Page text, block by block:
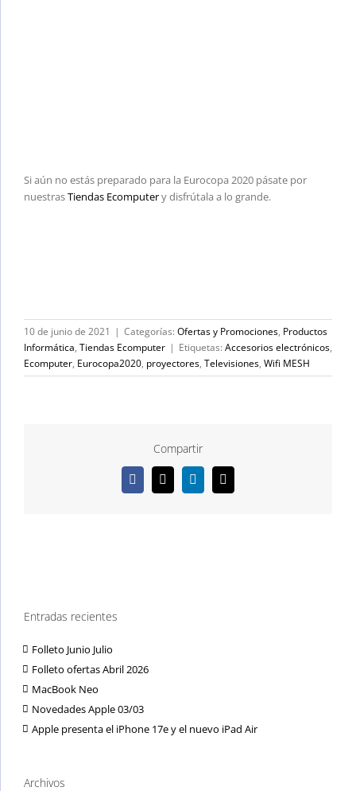
Si aún no estás preparado para la Eurocopa 2020 pásate por
nuestrasTiendas Ecomputery disfrútala a lo grande.
10 de junio de 2021 | Categorías: Ofertas y Promociones, Productos
Informática, Tiendas Ecomputer | Etiquetas: Accesorios electrónicos,
Ecomputer, Eurocopa2020, proyectores, Televisiones, Wifi MESH
Compartir
Facebook
X LinkedInCorreo
electrónico
Entradas recientes
Folleto Junio Julio
Folleto ofertas Abril 2026
MacBook Neo
Novedades Apple 03/03
Apple presenta el iPhone 17e y el nuevo iPad Air
Archivos